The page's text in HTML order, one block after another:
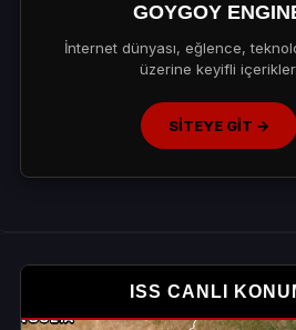
GOYGOY
İnternet dünyası, eğlence,
üzerine keyifli içerikler.
SİTEYE GİT →
ISS CANLI